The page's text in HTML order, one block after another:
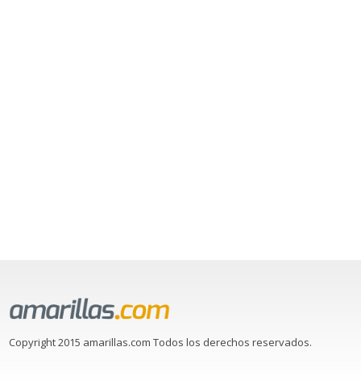
Copyright 2015 amarillas.com Todos los derechos reservados.